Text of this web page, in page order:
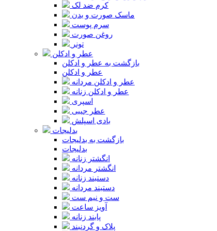
کرم ضد لک
ماسک صورت و بدن
سرم پوست
روغن صورت
تونر
عطر و ادکلن
بازگشت به عطر و ادکلن
عطر و ادکلن
عطر و ادکلن مردانه
عطر و ادکلن زنانه
اسپری
عطر جیبی
بادی اسپلش
بدلیجات
بازگشت به بدلیجات
بدلیجات
انگشتر زنانه
انگشتر مردانه
دستبند زنانه
دستبند مردانه
ست و نیم ست
آویز ساعت
پابند زنانه
پلاک و گردنبند